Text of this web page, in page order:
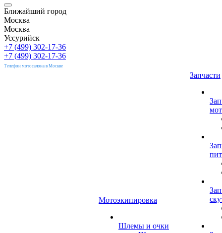
Ближайший город
Москва
Москва
Уссурийск
+7 (499) 302-17-36
+7 (499) 302-17-36
Телефон мотосалона в Москве
Мотоэкипировка
Шлемы и очки
Запчасти